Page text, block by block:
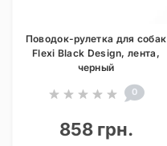
Поводок-рулетка для собак
Flexi Black Design, лента,
черный
0
858 грн.